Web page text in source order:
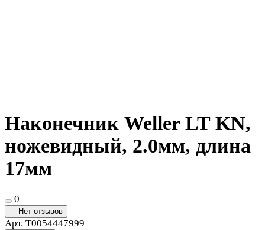
Наконечник Weller LT KN,
ножевидный, 2.0мм, длина
17мм
0
Нет отзывов
Арт. T0054447999